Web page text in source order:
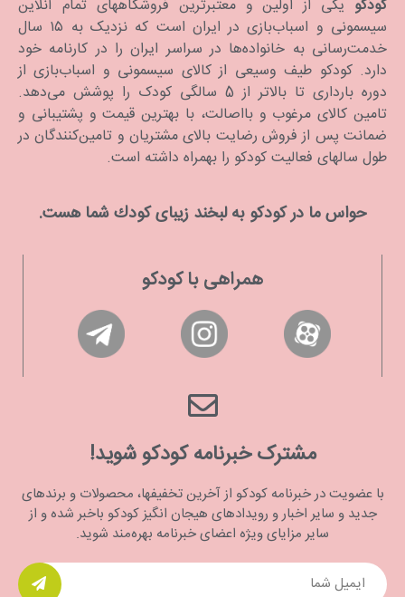
کودَکو یکی از اولین و معتبرترین فروشگاههای تمام آنلاین
سیسمونی و اسباب‌بازی در ایران است که نزدیک به ۱۵ سال
خدمت‌رسانی به خانواده‌ها در سراسر ایران را در کارنامه خود
دارد. كودكو طیف وسیعی از کالای سیسمونی و اسباب‌بازی از
دوره بارداری تا بالاتر از 5 سالگی کودک را پوشش می‌دهد.
تامین کالای مرغوب و بااصالت، با بهترین قیمت و پشتیبانی و
ضمانت پس از فروش رضایت بالای مشتریان و تامین‌کنندگان در
طول سالهای فعالیت کودکو را بهمراه داشته است.
حواس ما در كودكو به لبخند زیبای كودك شما هست.
همراهی با کودکو
مشترک خبرنامه کودکو شوید!
با عضویت در خبرنامه کودکو از آخرین تخفیفها، محصولات و برندهای
جدید و سایر اخبار و رویدادهای هیجان انگیز کودکو باخبر شده و از
سایر مزایای ویژه اعضای خبرنامه بهره‌مند شوید.